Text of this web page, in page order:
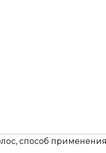
способ